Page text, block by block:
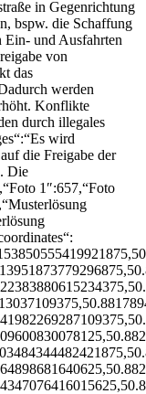
in Gegenrichtung
bspw. die Schaffung
Ein- und Ausfahrten
von
das
werden
Konflikte
durch illegales
wird
die Freigabe der
Die
1″:657,“Foto